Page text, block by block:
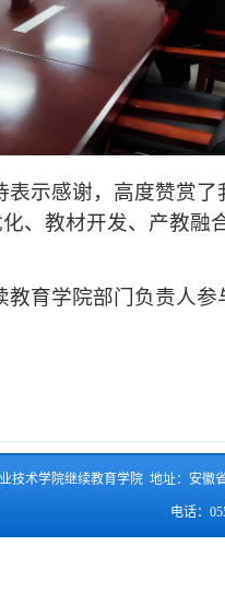
示感谢，高度赞赏了
、教材开发、产教
育学院部门负责人参
技术学院继续教育学院 地址：安徽
电话：